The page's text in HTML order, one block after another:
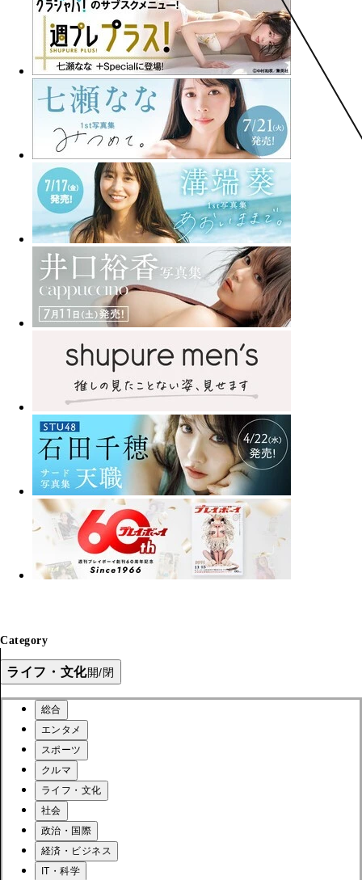
Category
ライフ・文化開/閉
総合
エンタメ
スポーツ
クルマ
ライフ・文化
社会
政治・国際
経済・ビジネス
IT・科学